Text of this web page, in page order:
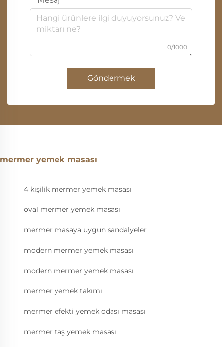
0/1000
Göndermek
mermer yemek masası
4 kişilik mermer yemek masası
oval mermer yemek masası
mermer masaya uygun sandalyeler
modern mermer yemek masası
modern mermer yemek masası
mermer yemek takımı
mermer efekti yemek odası masası
mermer taş yemek masası